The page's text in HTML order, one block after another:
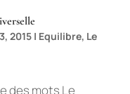
2015| Equilibre, Le
des mots Le